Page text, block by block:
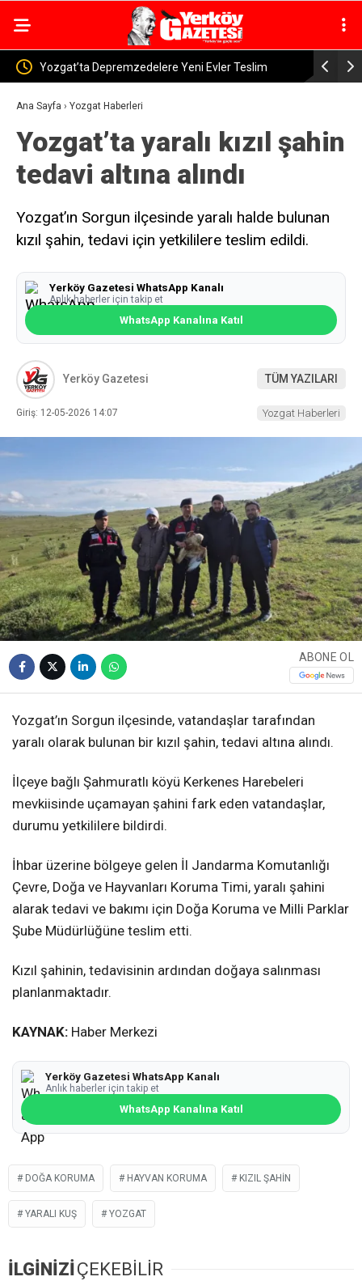
Evler Teslim Sorgun’da Sorfest Festivali’ne Vali Özkan Katıldı
Ana Sayfa › Yozgat Haberleri
Yozgat’ta yaralı kızıl şahin
tedavi altına alındı
Yozgat’ın Sorgun ilçesinde yaralı halde bulunan
kızıl şahin, tedavi için yetkililere teslim edildi.
Yerköy Gazetesi WhatsApp Kanalı
Anlık haberler için takip et
WhatsApp Kanalına Katıl
Yerköy Gazetesi TÜM YAZILARI
Giriş: 12-05-2026 14:07 Yozgat Haberleri
ABONE OL
Yozgat’ın Sorgun ilçesinde, vatandaşlar tarafından
yaralı olarak bulunan bir kızıl şahin, tedavi altına alındı.
İlçeye bağlı Şahmuratlı köyü Kerkenes Harebeleri
mevkiisinde uçamayan şahini fark eden vatandaşlar,
durumu yetkililere bildirdi.
İhbar üzerine bölgeye gelen İl Jandarma Komutanlığı
Çevre, Doğa ve Hayvanları Koruma Timi, yaralı şahini
alarak tedavi ve bakımı için Doğa Koruma ve Milli Parklar
Şube Müdürlüğüne teslim etti.
Kızıl şahinin, tedavisinin ardından doğaya salınması
planlanmaktadır.
KAYNAK: Haber Merkezi
Yerköy Gazetesi WhatsApp Kanalı
Anlık haberler için takip et
WhatsApp Kanalına Katıl
DOĞA KORUMA HAYVAN KORUMA KIZIL ŞAHIN
YARALI KUŞ YOZGAT
İLGİNİZİ ÇEKEBİLİR